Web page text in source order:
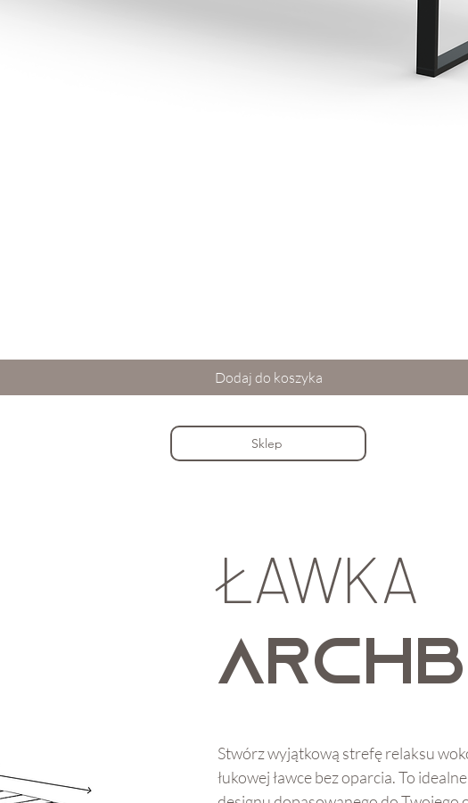
Dodaj do koszyka
Sklep
ŁAWKA
Stwórz wyjątkową strefę relaksu
łukowej ławce bez oparcia. To